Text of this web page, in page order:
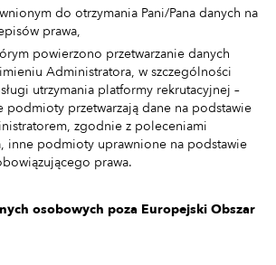
do otrzymania Pani/Pana danych na
prawa,
powierzono przetwarzanie danych
Administratora, w szczególności
utrzymania platformy rekrutacyjnej –
podmioty przetwarzają dane na podstawie
zgodnie z poleceniami
inne podmioty uprawnione na podstawie
prawa.
osobowych poza Europejski Obszar